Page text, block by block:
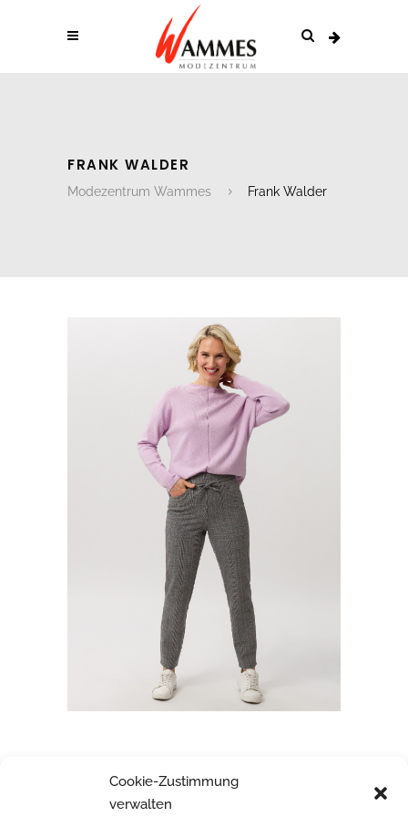
Cookie-Zustimmung
verwalten
FRANK WALDER
Modezentrum Wammes Frank Walder